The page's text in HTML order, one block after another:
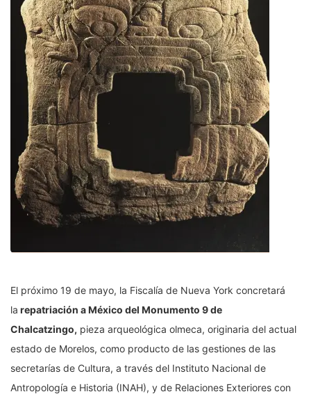
El próximo 19 de mayo, la Fiscalía de Nueva York concretará
la repatriación a México del Monumento 9 de
Chalcatzingo, pieza arqueológica olmeca, originaria del actual
estado de Morelos, como producto de las gestiones de las
secretarías de Cultura, a través del Instituto Nacional de
Antropología e Historia (INAH), y de Relaciones Exteriores con